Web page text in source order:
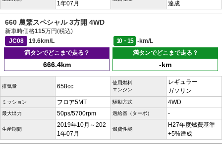
1年07月 達成
660 農繁スペシャル 3方開 4WD
新車時価格115万円(税込)
JC08
19.6km/L 10・15
-km/L
満タンでどこまで走る？
666.4km
満タンでどこまで走る？
-km
排気量 658cc
使用燃料
エンジン
レギュラー
ガソリン
ミッション フロア5MT 駆動方式 4WD
最大出力 50ps/5700rpm 過給器（ターボ） -
生産期間
2019年10月～202
1年07月
燃費性能
H27年度燃費基準
+5%達成